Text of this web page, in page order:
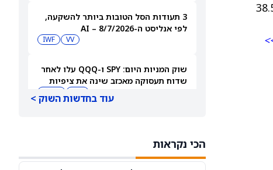
3 תעודות הסל הטובות ביותר להשקעה,
לפי אנליסט ה-AI – 8/7/2026
VV
IWF
שוק המניות היום: SPY ו-QQQ עלו לאחר
שדוח תעסוקה מאכזב שינה את ציפיות
עוד בחדשות השוק >
הכי נקראות
מ‑38.50